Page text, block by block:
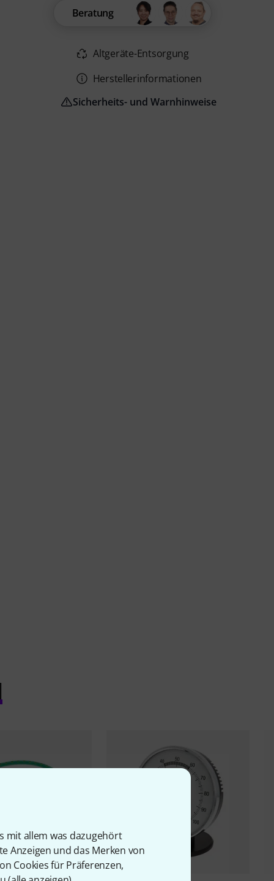
mit allem was dazugehört
Anzeigen und das Merken von
Cookies für Präferenzen,
Beratung
Altgeräte-Entsorgung
Herstellerinformationen
Sicherheits- und Warnhinweise